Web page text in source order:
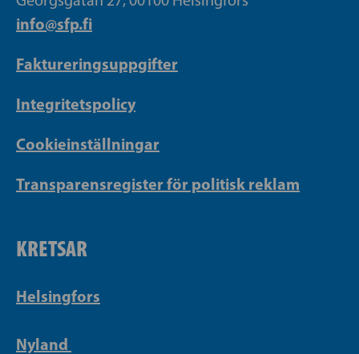
info@sfp.fi
Faktureringsuppgifter
Integritetspolicy
Cookieinställningar
Transparensregister för politisk reklam
KRETSAR
Helsingfors
Nyland